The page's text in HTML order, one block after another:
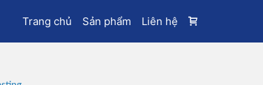
Trang chủ Sản phẩm Liên hệ